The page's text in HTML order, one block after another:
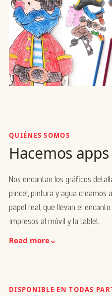
QUIÉNES SOMOS
Hacemos
Nos encantan los gráficos
pincel, pintura y agua creamos
papel real, que llevan el
impresos al móvil y la tablet.
Read more⌄
DISPONIBLE EN TODAS